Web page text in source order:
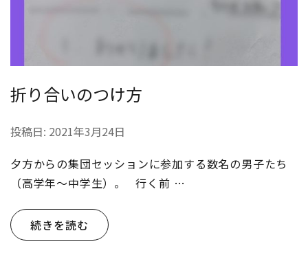
折り合いのつけ方
投稿日: 2021年3月24日
夕方からの集団セッションに参加する数名の男子たち
（高学年〜中学生）。 行く前 …
続きを読む